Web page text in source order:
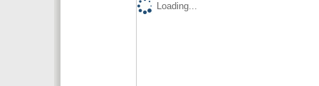
Loading...